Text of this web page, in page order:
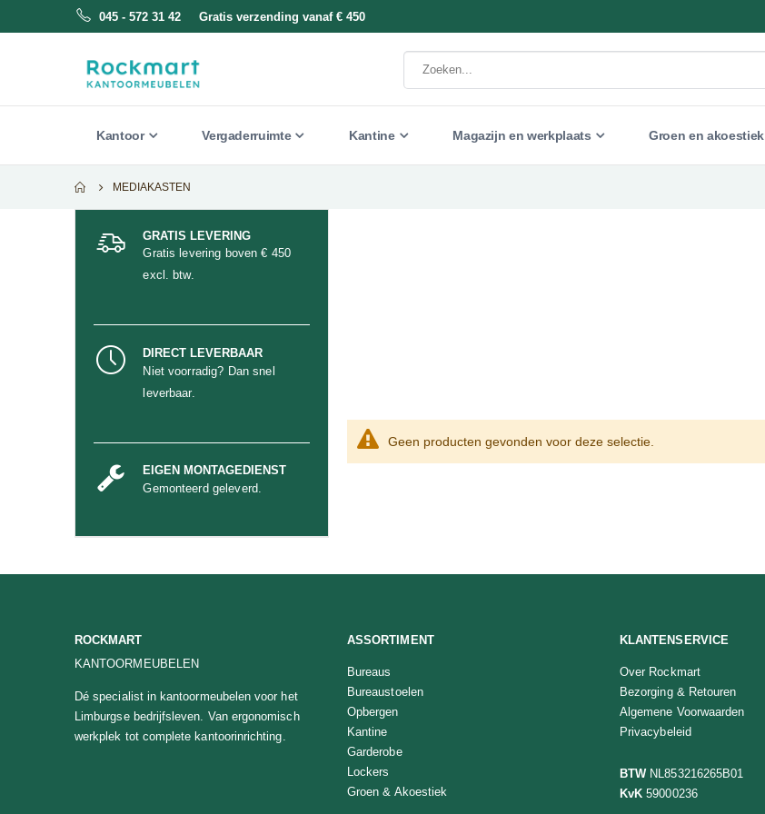
045 - 572 31 42 Gratis verzending vanaf € 450
Kantoor Vergaderruimte Kantine Magazijn en werkplaats Groen en akoestiek
MEDIAKASTEN
Geen producten gevonden voor deze selectie.
GRATIS LEVERING
Gratis levering boven € 450
excl. btw.
DIRECT LEVERBAAR
Niet voorradig? Dan snel
leverbaar.
EIGEN MONTAGEDIENST
Gemonteerd geleverd.
ROCKMART
KANTOORMEUBELEN
Dé specialist in kantoormeubelen voor het
Limburgse bedrijfsleven. Van ergonomisch
werkplek tot complete kantoorinrichting.
ASSORTIMENT
Bureaus
Bureaustoelen
Opbergen
Kantine
Garderobe
Lockers
Groen & Akoestiek
KLANTENSERVICE
Over Rockmart
Bezorging & Retouren
Algemene Voorwaarden
Privacybeleid
BTWNL853216265B01
KvK 59000236